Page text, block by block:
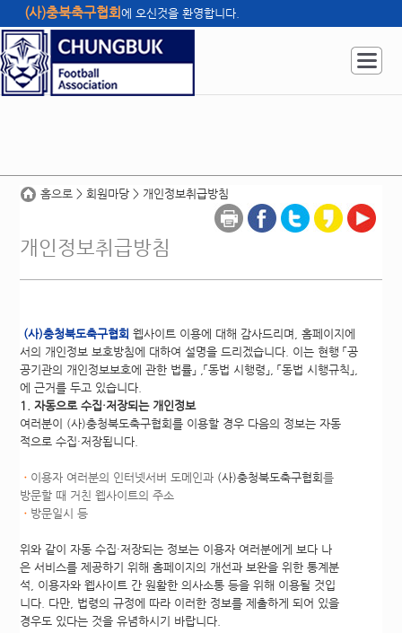
(사)충북축구협회에 오신것을 환영합니다.
홈으로 > 회원마당 > 개인정보취급방침
개인정보취급방침
(사)충청북도축구협회 웹사이트 이용에 대해 감사드리며, 홈페이지에
서의 개인정보 보호방침에 대하여 설명을 드리겠습니다. 이는 현행 「공
공기관의 개인정보보호에 관한 법률」 ,「동법 시행령」, 「동법 시행규칙」,
에 근거를 두고 있습니다.
1. 자동으로 수집·저장되는 개인정보
여러분이 (사)충청북도축구협회를 이용할 경우 다음의 정보는 자동
적으로 수집·저장됩니다.
ㆍ 이용자 여러분의 인터넷서버 도메인과 (사)충청북도축구협회를
방문할 때 거친 웹사이트의 주소
ㆍ 방문일시 등
위와 같이 자동 수집·저장되는 정보는 이용자 여러분에게 보다 나
은 서비스를 제공하기 위해 홈페이지의 개선과 보완을 위한 통계분
석, 이용자와 웹사이트 간 원활한 의사소통 등을 위해 이용될 것입
니다. 다만, 법령의 규정에 따라 이러한 정보를 제출하게 되어 있을
경우도 있다는 것을 유념하시기 바랍니다.